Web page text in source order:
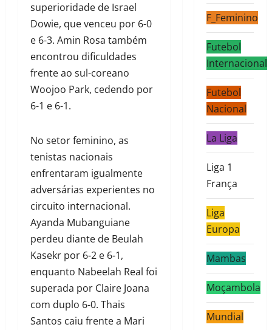
superioridade de Israel
Dowie, que venceu por 6-0
e 6-3. Amin Rosa também
encontrou dificuldades
frente ao sul-coreano
Woojoo Park, cedendo por
6-1 e 6-1.
No setor feminino, as
tenistas nacionais
enfrentaram igualmente
adversárias experientes no
circuito internacional.
Ayanda Mubanguiane
perdeu diante de Beulah
Kasekr por 6-2 e 6-1,
enquanto Nabeelah Real foi
superada por Claire Joana
com duplo 6-0. Thais
Santos caiu frente a Mari
F_Feminino
Futebol
Internacional
Futebol
Nacional
La Liga
Liga 1
França
Liga
Europa
Mambas
Moçambola
Mundial